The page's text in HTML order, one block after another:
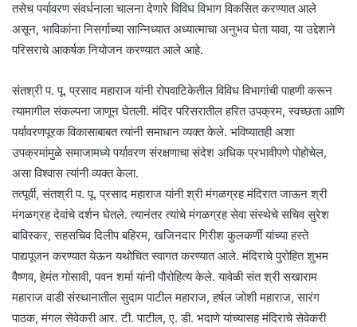
तसेच पर्यावरण संवर्धनाला चालना देणारे विविध विभाग विकसित करण्यात आले
असून, भाविकांना निसर्गाच्या सान्निध्यात अध्यात्माचा अनुभव घेता यावा, या उद्देशाने
परिसराचे आकर्षक नियोजन करण्यात आले आहे.
संतश्री प. पू. प्रसाद महाराज यांनी रोपवाटिकेतील विविध विभागांची पाहणी करून
त्यामागील संकल्पना जाणून घेतली. मंदिर परिसरातील हरित उपक्रम, स्वच्छता आणि
पर्यावरणपूरक विकासाबाबत त्यांनी समाधान व्यक्त केले. भविष्यातही अशा
उपक्रमांमुळे समाजामध्ये पर्यावरण संरक्षणाचा संदेश अधिक प्रभावीपणे पोहोचेल,
असा विश्वास त्यांनी व्यक्त केला.
तत्पूर्वी, संतश्री प. पू. प्रसाद महाराज यांनी श्री मंगळग्रह मंदिरात जाऊन श्री
मंगळग्रह देवांचे दर्शन घेतले. त्यानंतर त्यांचे मंगळग्रह सेवा संस्थेचे सचिव सुरेश
बाविस्कर, सहसचिव दिलीप बहिरम, खजिनदार गिरीश कुलकर्णी यांच्या हस्ते
पाद्यपूजन करण्यात येऊन यथोचित स्वागत करण्यात आले. मंदिराचे पुरोहित शुभम
वैष्णव, हेमंत गोसावी, पवन शर्मा यांनी पौरोहित्य केले. यावेळी संत श्री सखाराम
महाराज वाडी संस्थानातील सुदाम पाटील महाराज, हर्षल जोशी महाराज, सारंग
पाठक, मंगल सेवेकरी आर. टी. पाटील, ए. डी. भदाणे यांच्यासह मंदिराचे सेवेकरी